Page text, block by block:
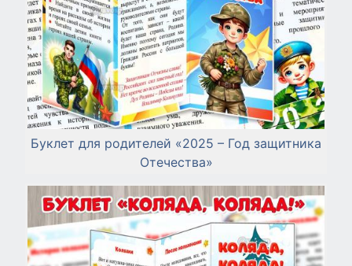
Буклет для родителей «2025 – Год защитника
Отечества»